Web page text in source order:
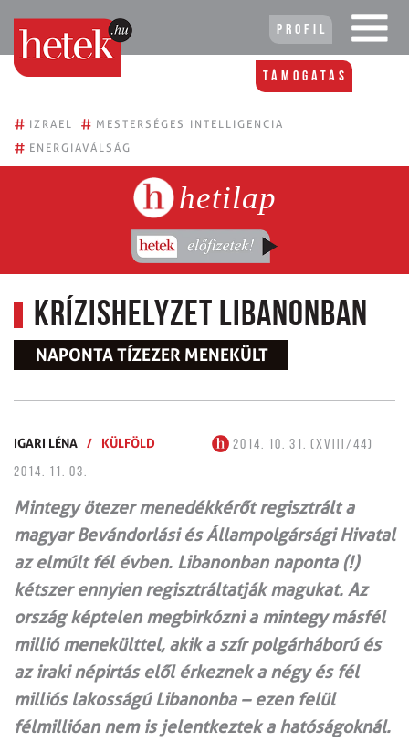
Profil
Támogatás
# IZRAEL # MESTERSÉGES INTELLIGENCIA
# ENERGIAVÁLSÁG
hetilap
Krízishelyzet Libanonban
NAPONTA TÍZEZER MENEKÜLT
IGARI LÉNA / KÜLFÖLD
2014. 10. 31. (XVIII/44)
2014. 11. 03.
Mintegy ötezer menedékkérőt regisztrált a
magyar Bevándorlási és Állampolgársági Hivatal
az elmúlt fél évben. Libanonban naponta (!)
kétszer ennyien regisztráltatják magukat. Az
ország képtelen megbirkózni a mintegy másfél
millió menekülttel, akik a szír polgárháború és
az iraki népirtás elől érkeznek a négy és fél
milliós lakosságú Libanonba – ezen felül
félmillióan nem is jelentkeztek a hatóságoknál.